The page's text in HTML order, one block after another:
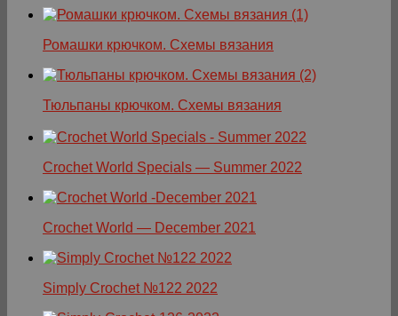
Ромашки крючком. Схемы вязания
Тюльпаны крючком. Схемы вязания
Crochet World Specials — Summer 2022
Crochet World — December 2021
Simply Crochet №122 2022